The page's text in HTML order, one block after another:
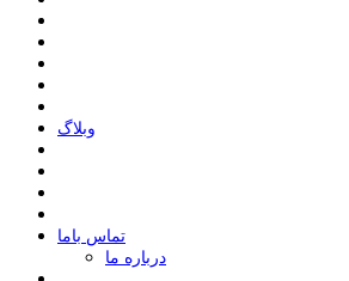
وبلاگ
ﺗﻤﺎﺱ ﺑﺎﻣﺎ
درباره ما